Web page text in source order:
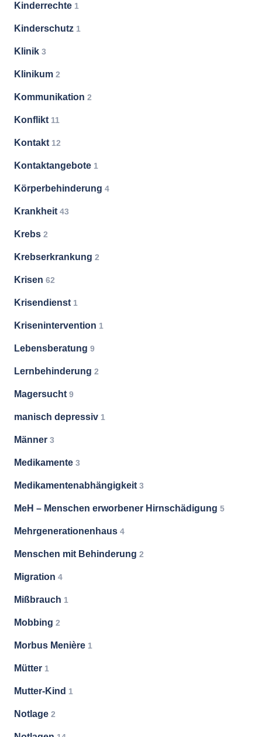
Kinderrechte 1
Kinderschutz 1
Klinik 3
Klinikum 2
Kommunikation 2
Konflikt 11
Kontakt 12
Kontaktangebote 1
Körperbehinderung 4
Krankheit 43
Krebs 2
Krebserkrankung 2
Krisen 62
Krisendienst 1
Krisenintervention 1
Lebensberatung 9
Lernbehinderung 2
Magersucht 9
manisch depressiv 1
Männer 3
Medikamente 3
Medikamentenabhängigkeit 3
MeH – Menschen erworbener Hirnschädigung 5
Mehrgenerationenhaus 4
Menschen mit Behinderung 2
Migration 4
Mißbrauch 1
Mobbing 2
Morbus Menière 1
Mütter 1
Mutter-Kind 1
Notlage 2